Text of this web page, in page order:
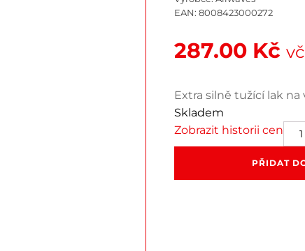
EAN: 8008423000272
287.00 Kč
Extra silně tužící lak na
Skladem
Zobrazit historii cen Extra
silně
tužící
PŘIDAT